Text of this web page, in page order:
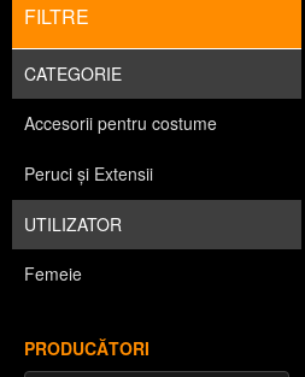
FILTRE
CATEGORIE
Accesorii pentru costume
Peruci și Extensii
UTILIZATOR
Femeie
PRODUCĂTORI